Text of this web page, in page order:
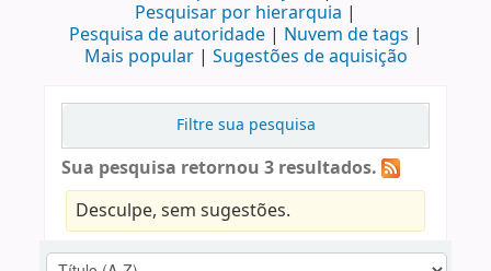
Pesquisar por hierarquia
Pesquisa de autoridade
Nuvem de tags
Mais popular
Sugestões de aquisição
Filtre sua pesquisa
Sua pesquisa retornou 3 resultados.
Desculpe, sem sugestões.